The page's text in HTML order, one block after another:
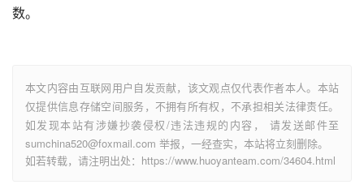
数。
本文内容由互联网用户自发贡献，该文观点仅代表作者本人。本站
仅提供信息存储空间服务，不拥有所有权，不承担相关法律责任。
如发现本站有涉嫌抄袭侵权/违法违规的内容， 请发送邮件至
sumchina520@foxmail.com 举报，一经查实，本站将立刻删除。
如若转载，请注明出处：https://www.huoyanteam.com/34604.html